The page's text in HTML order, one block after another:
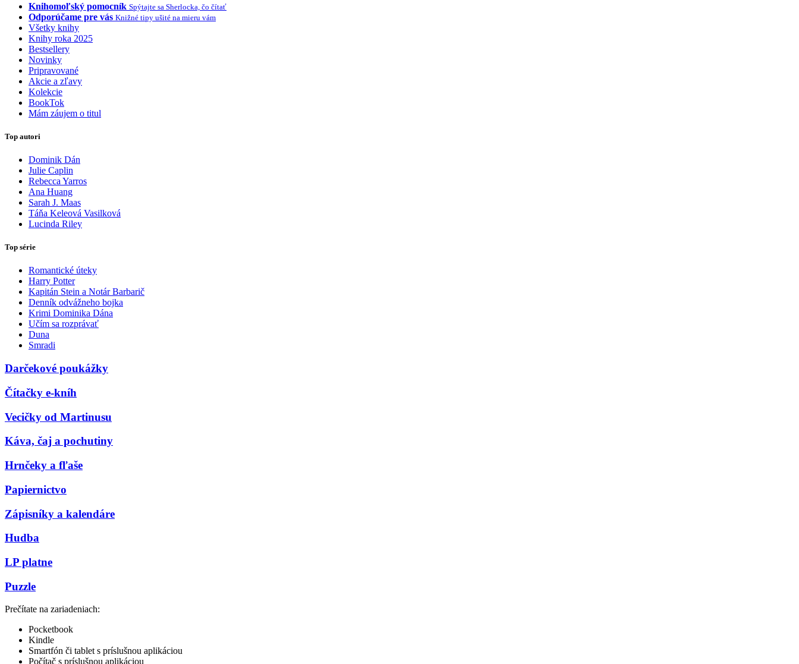
Knihomoľský pomocník Spýtajte sa Sherlocka, čo čítať
Odporúčame pre vás Knižné tipy ušité na mieru vám
Všetky knihy
Knihy roka 2025
Bestsellery
Novinky
Pripravované
Akcie a zľavy
Kolekcie
BookTok
Mám záujem o titul
Top autori
Dominik Dán
Julie Caplin
Rebecca Yarros
Ana Huang
Sarah J. Maas
Táňa Keleová Vasilková
Lucinda Riley
Top série
Romantické úteky
Harry Potter
Kapitán Stein a Notár Barbarič
Denník odvážneho bojka
Krimi Dominika Dána
Učím sa rozprávať
Duna
Smradi
Darčekové poukážky
Čítačky e-kníh
Vecičky od Martinusu
Káva, čaj a pochutiny
Hrnčeky a fľaše
Papiernictvo
Zápisníky a kalendáre
Hudba
LP platne
Puzzle
Prečítate na zariadeniach:
Pocketbook
Kindle
Smartfón či tablet s príslušnou aplikáciou
Počítač s príslušnou aplikáciou